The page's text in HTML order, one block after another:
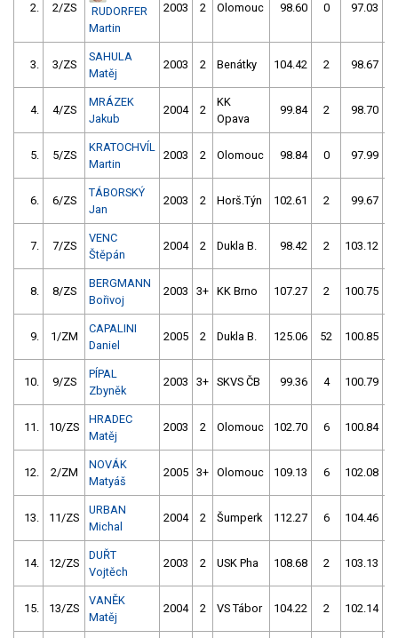
2. 2/ZS
RUDORFER
Martin
2003 2 Olomouc 98.60 0 97.03
3. 3/ZS
SAHULA
Matěj
2003 2 Benátky 104.42 2 98.67
4. 4/ZS
MRÁZEK
Jakub
2004 2
KK
Opava
99.84 2 98.70
5. 5/ZS
KRATOCHVÍL
Martin
2003 2 Olomouc 98.84 0 97.99
6. 6/ZS
TÁBORSKÝ
Jan
2003 2 Horš.Týn 102.61 2 99.67
7. 7/ZS
VENC
Štěpán
2004 2 Dukla B. 98.42 2 103.12
8. 8/ZS
BERGMANN
Bořivoj
2003 3+ KK Brno 107.27 2 100.75
9. 1/ZM
CAPALINI
Daniel
2005 2 Dukla B. 125.06 52 100.85
10. 9/ZS
PÍPAL
Zbyněk
2003 3+ SKVS ČB 99.36 4 100.79
11. 10/ZS
HRADEC
Matěj
2003 2 Olomouc 102.70 6 100.84
12. 2/ZM
NOVÁK
Matyáš
2005 3+ Olomouc 109.13 6 102.08
13. 11/ZS
URBAN
Michal
2004 2 Šumperk 112.27 6 104.46
14. 12/ZS
DUŘT
Vojtěch
2003 2 USK Pha 108.68 2 103.13
15. 13/ZS
VANĚK
Matěj
2004 2 VS Tábor 104.22 2 102.14